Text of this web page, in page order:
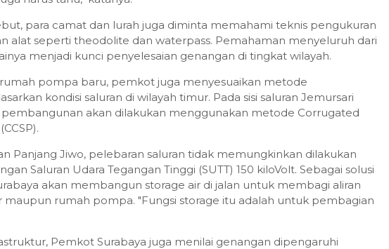
para camat dan lurah juga diminta memahami teknis pengukuran
alat seperti theodolite dan waterpass. Pemahaman menyeluruh dari
menjadi kunci penyelesaian genangan di tingkat wilayah.
pompa baru, pemkot juga menyesuaikan metode
kondisi saluran di wilayah timur. Pada sisi saluran Jemursari
pembangunan akan dilakukan menggunakan metode Corrugated
Panjang Jiwo, pelebaran saluran tidak memungkinkan dilakukan
Saluran Udara Tegangan Tinggi (SUTT) 150 kiloVolt. Sebagai solusi
akan membangun storage air di jalan untuk membagi aliran
maupun rumah pompa. "Fungsi storage itu adalah untuk pembagian
Pemkot Surabaya juga menilai genangan dipengaruhi